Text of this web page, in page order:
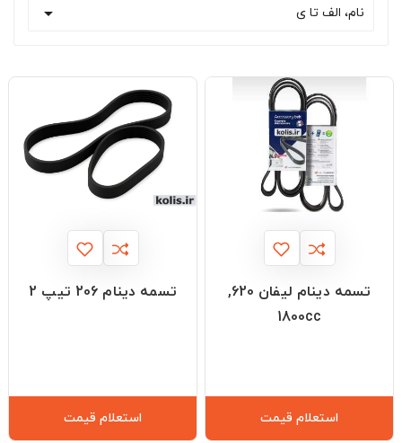
نام، الف تا ی 
تسمه دینام لیفان 620,
1800cc
استعلام قیمت
تسمه دینام 206 تیپ 2
استعلام قیمت